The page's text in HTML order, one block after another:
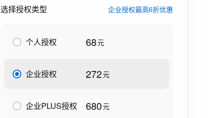
选择授权类型 企业授权最高6折优惠
个人授权 68元
企业授权 272元
企业PLUS授权 680元